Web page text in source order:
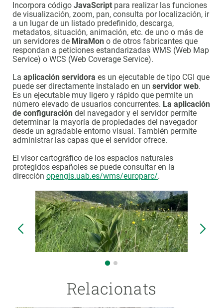
Incorpora código JavaScript para realizar las funciones
de visualización, zoom, pan, consulta por localización, ir
a un lugar de un listado predefinido, descarga,
metadatos, situación, animación, etc. de uno o más de
un servidores de MiraMon o de otros fabricantes que
respondan a peticiones estandarizadas WMS (Web Map
Service) o WCS (Web Coverage Service).
La aplicación servidora es un ejecutable de tipo CGI que
puede ser directamente instalado en un servidor web.
Es un ejecutable muy ligero y rápido que permite un
número elevado de usuarios concurrentes. La aplicación
de configuración del navegador y el servidor permite
determinar la mayoría de propiedades del navegador
desde un agradable entorno visual. También permite
administrar las capas que el servidor ofrece.
El visor cartográfico de los espacios naturales
protegidos españoles se puede consultar en la
dirección opengis.uab.es/wms/europarc/.
Relacionats